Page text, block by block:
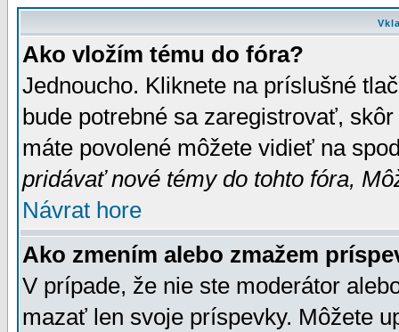
Ako vložím tému do fóra?
Jednoucho. Kliknete na príslušné
bude potrebné sa zaregistrovať,
máte povolené môžete vidieť na
pridávať nové témy do tohto fóra,
Návrat hore
Ako zmením alebo zmažem
V prípade, že nie ste moderátor
mazať len svoje príspevky. Môžete